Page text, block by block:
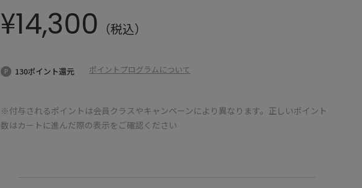
¥14,300 （税込）
130ポイント還元 ポイントプログラムについて
※付与されるポイントは会員クラスやキャンペーンにより異なります。正しいポイント
数はカートに進んだ際の表示をご確認ください